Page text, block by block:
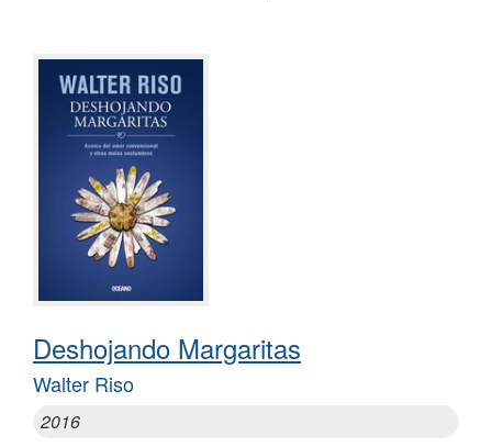
Deshojando Margaritas
Walter Riso
2016